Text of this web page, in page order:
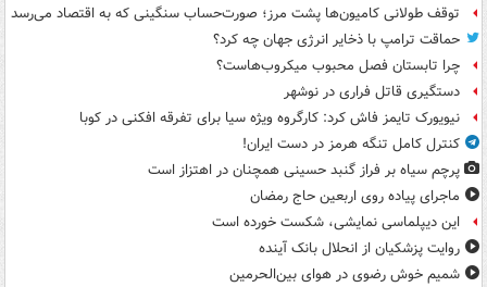
توقف طولانی کامیون‌ها پشت مرز؛ صورت‌حساب سنگینی که به اقتصاد می‌رسد
حماقت ترامپ با ذخایر انرژی جهان چه کرد؟
چرا تابستان فصل محبوب میکروب‌هاست؟
دستگیری قاتل فراری در نوشهر
نیویورک تایمز فاش کرد: کارگروه ویژه سیا برای تفرقه افکنی در کوبا
کنترل کامل تنگه هرمز در دست ایران!
پرچم سیاه بر فراز گنبد حسینی همچنان در اهتزاز است
ماجرای پیاده روی اربعین حاج رمضان
این دیپلماسی نمایشی، شکست خورده است
روایت پزشکیان از انحلال بانک آینده
شمیم خوش رضوی در هوای بین‌الحرمین